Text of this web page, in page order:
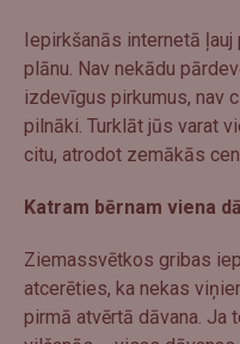
Iepirkšanās internetā
plānu. Nav nekādu
izdevīgus pirkumus, nav
pilnāki. Turklāt jūs varat
citu, atrodot zemākās
Katram bērnam viena
Ziemassvētkos gribas
atcerēties, ka nekas
pirmā atvērtā dāvana. Ja